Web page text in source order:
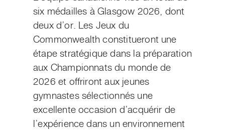
six médailles à Glasgow 2026, dont
deux d’or. Les Jeux du
Commonwealth constitueront une
étape stratégique dans la préparation
aux Championnats du monde de
2026 et offriront aux jeunes
gymnastes sélectionnés une
excellente occasion d’acquérir de
l’expérience dans un environnement